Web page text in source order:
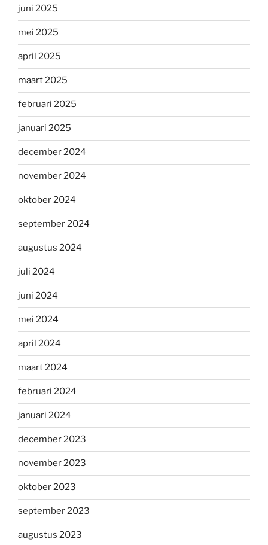
juni 2025
mei 2025
april 2025
maart 2025
februari 2025
januari 2025
december 2024
november 2024
oktober 2024
september 2024
augustus 2024
juli 2024
juni 2024
mei 2024
april 2024
maart 2024
februari 2024
januari 2024
december 2023
november 2023
oktober 2023
september 2023
augustus 2023